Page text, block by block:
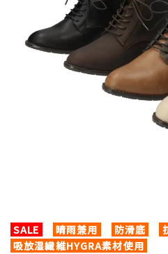
SALE 晴雨兼用 防滑底
吸放湿繊維HYGRA素材使用